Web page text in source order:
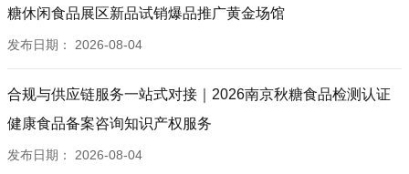
糖休闲食品展区新品试销爆品推广黄金场馆
发布日期： 2026-08-04
合规与供应链服务一站式对接｜2026南京秋糖食品检测认证
健康食品备案咨询知识产权服务
发布日期： 2026-08-04